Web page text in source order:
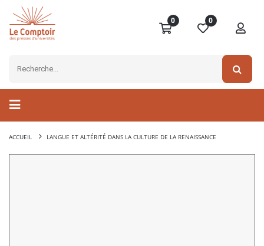
0 0
ACCUEIL LANGUE ET ALTÉRITÉ DANS LA CULTURE DE LA RENAISSANCE